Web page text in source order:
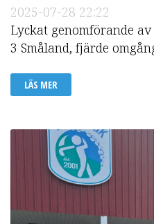
2025-07-28 22:22
Lyckat genomförande
3 Småland, fjärde
LÄS MER